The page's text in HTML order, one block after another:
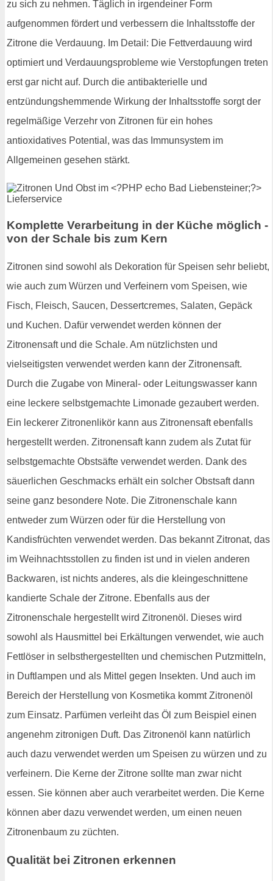
zu sich zu nehmen. Täglich in irgendeiner Form
aufgenommen fördert und verbessern die Inhaltsstoffe der
Zitrone die Verdauung. Im Detail: Die Fettverdauung wird
optimiert und Verdauungsprobleme wie Verstopfungen treten
erst gar nicht auf. Durch die antibakterielle und
entzündungshemmende Wirkung der Inhaltsstoffe sorgt der
regelmäßige Verzehr von Zitronen für ein hohes
antioxidatives Potential, was das Immunsystem im
Allgemeinen gesehen stärkt.
Komplette Verarbeitung in der Küche möglich -
von der Schale bis zum Kern
Zitronen sind sowohl als Dekoration für Speisen sehr beliebt,
wie auch zum Würzen und Verfeinern vom Speisen, wie
Fisch, Fleisch, Saucen, Dessertcremes, Salaten, Gepäck
und Kuchen. Dafür verwendet werden können der
Zitronensaft und die Schale. Am nützlichsten und
vielseitigsten verwendet werden kann der Zitronensaft.
Durch die Zugabe von Mineral- oder Leitungswasser kann
eine leckere selbstgemachte Limonade gezaubert werden.
Ein leckerer Zitronenlikör kann aus Zitronensaft ebenfalls
hergestellt werden. Zitronensaft kann zudem als Zutat für
selbstgemachte Obstsäfte verwendet werden. Dank des
säuerlichen Geschmacks erhält ein solcher Obstsaft dann
seine ganz besondere Note. Die Zitronenschale kann
entweder zum Würzen oder für die Herstellung von
Kandisfrüchten verwendet werden. Das bekannt Zitronat, das
im Weihnachtsstollen zu finden ist und in vielen anderen
Backwaren, ist nichts anderes, als die kleingeschnittene
kandierte Schale der Zitrone. Ebenfalls aus der
Zitronenschale hergestellt wird Zitronenöl. Dieses wird
sowohl als Hausmittel bei Erkältungen verwendet, wie auch
Fettlöser in selbsthergestellten und chemischen Putzmitteln,
in Duftlampen und als Mittel gegen Insekten. Und auch im
Bereich der Herstellung von Kosmetika kommt Zitronenöl
zum Einsatz. Parfümen verleiht das Öl zum Beispiel einen
angenehm zitronigen Duft. Das Zitronenöl kann natürlich
auch dazu verwendet werden um Speisen zu würzen und zu
verfeinern. Die Kerne der Zitrone sollte man zwar nicht
essen. Sie können aber auch verarbeitet werden. Die Kerne
können aber dazu verwendet werden, um einen neuen
Zitronenbaum zu züchten.
Qualität bei Zitronen erkennen